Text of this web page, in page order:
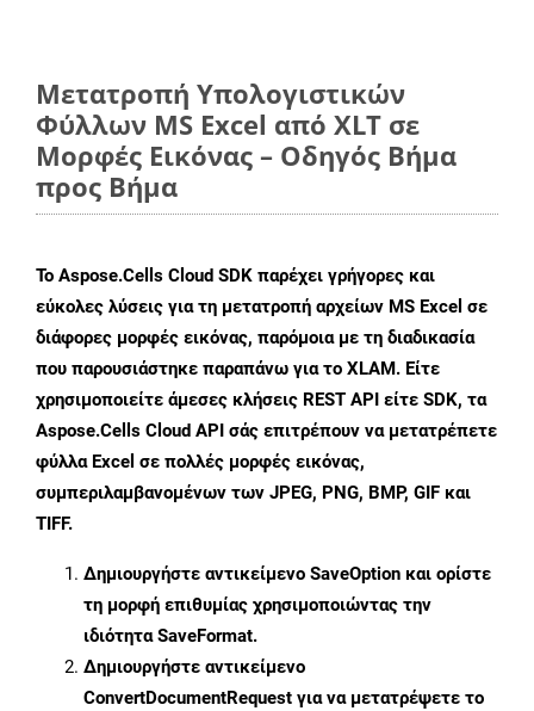
Μετατροπή Υπολογιστικών
Φύλλων MS Excel από XLT σε
Μορφές Εικόνας – Οδηγός Βήμα
προς Βήμα
Το Aspose.Cells Cloud SDK παρέχει γρήγορες και
εύκολες λύσεις για τη μετατροπή αρχείων MS Excel σε
διάφορες μορφές εικόνας, παρόμοια με τη διαδικασία
που παρουσιάστηκε παραπάνω για το XLAM. Είτε
χρησιμοποιείτε άμεσες κλήσεις REST API είτε SDK, τα
Aspose.Cells Cloud API σάς επιτρέπουν να μετατρέπετε
φύλλα Excel σε πολλές μορφές εικόνας,
συμπεριλαμβανομένων των JPEG, PNG, BMP, GIF και
TIFF.
Δημιουργήστε αντικείμενο SaveOption και ορίστε
τη μορφή επιθυμίας χρησιμοποιώντας την
ιδιότηταSaveFormat.
Δημιουργήστε αντικείμενο
ConvertDocumentRequest για να μετατρέψετε το